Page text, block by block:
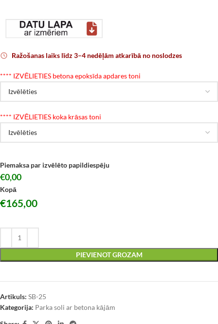
Ražošanas laiks līdz 3–4 nedēļām atkarībā no noslodzes
**** IZVĒLIETIES betona epoksīda apdares toni
**** IZVĒLIETIES koka krāsas toni
Piemaksa par izvēlēto papildiespēju
€0,00
Kopā
€165,00
PIEVIENOT GROZAM
Artikuls: SB-25
Kategorija: Parka soli ar betona kājām